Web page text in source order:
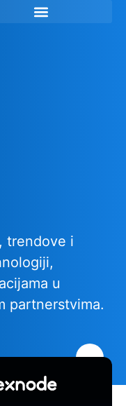
trendove i
u
partnerstvima.